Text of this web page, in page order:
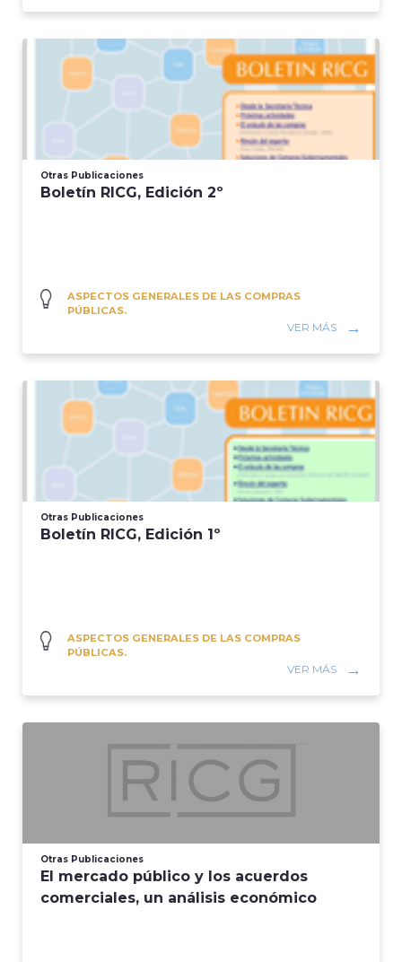
Otras Publicaciones
Boletín RICG, Edición 2º
ASPECTOS GENERALES DE LAS COMPRAS
PÚBLICAS.
VER MÁS
Otras Publicaciones
Boletín RICG, Edición 1º
ASPECTOS GENERALES DE LAS COMPRAS
PÚBLICAS.
VER MÁS
Otras Publicaciones
El mercado público y los acuerdos
comerciales, un análisis económico